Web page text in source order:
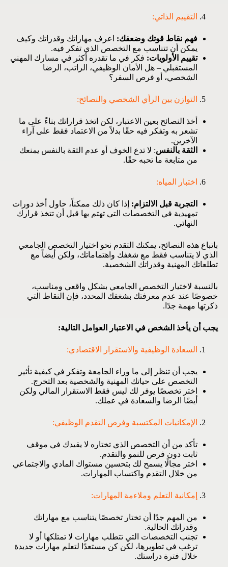
التقييم الذاتي:
فهم نقاط قوتك وضعفك: اعرف مهاراتك وقدراتك وكيف
يمكن أن تتناسب مع التخصص الذي تفكر فيه.
تقييم الأولويات: فكر في ما تقدره أكثر في مسارك المهني
المستقبلي – هل الأمان الوظيفي، الراتب، الرضا
الشخصي، أو فرص السفر؟
التوازن بين الرأي الشخصي والنصائح:
أخذ النصائح بعين الاعتبار، لكن اتخذ قراراتك بناءً على ما
تشعر به وتفكر فيه حقًا بدلاً من الاعتماد فقط على آراء
الآخرين.
الثقة بالنفس: لا تدع الخوف أو عدم الثقة بالنفس يمنعك
من متابعة ما تحبه حقًا.
اختبار المياه:
التجربة قبل الالتزام: إذا كان ذلك ممكناً، حاول أخذ دورات
تمهيدية في التخصصات التي تهتم بها قبل أن تتخذ قرارك
النهائي.
باتباع هذه النصائح، يمكنك التقدم نحو اختيار التخصص الجامعي
الذي لا يتناسب فقط مع شغفك واهتماماتك، ولكن أيضاً مع
تطلعاتك المهنية وقدراتك الشخصية.
بالنسبة لاختيار التخصص الجامعي بشكل واقعي ومناسب،
خصوصًا عند عدم معرفتك بشغفك المحدد، فإن النقاط التي
ذكرتها مهمة جدًا.
يجب أن يأخذ الشخص في الاعتبار العوامل التالية:
السعادة الوظيفية والاستقرار الاقتصادي:
يجب أن تنظر إلى ما وراء الجامعة وتفكر في كيفية تأثير
التخصص على حياتك المهنية والشخصية بعد التخرج.
اختر تخصصًا يوفر لك ليس فقط الاستقرار المالي ولكن
أيضًا الرضا والسعادة في عملك.
الإمكانيات المكتسبة وفرص التقدم الوظيفي:
تأكد من أن التخصص الذي تختاره لا يقيدك في موقف
ثابت دون فرص للنمو والتقدم.
اختر مجالًا يسمح لك بتحسين مستواك المادي والاجتماعي
من خلال التقدم واكتساب المهارات.
إمكانية التعلم وملاءمة المهارات:
من المهم جدًا أن تختار تخصصًا يتناسب مع مهاراتك
وقدراتك الحالية.
تجنب التخصصات التي تتطلب مهارات لا تمتلكها أو لا
ترغب في تطويرها، لكن كن مستعدًا لتعلم مهارات جديدة
خلال فترة دراستك.